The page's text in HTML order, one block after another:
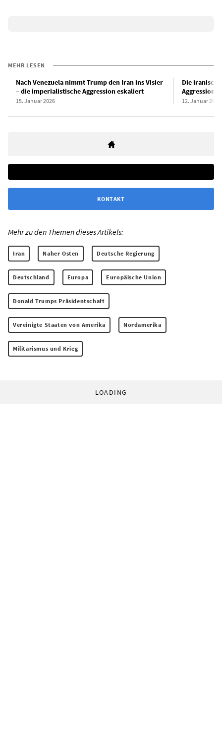
MEHR LESEN
Nach Venezuela nimmt Trump den Iran ins Visier
– die imperialistische Aggression eskaliert
15. Januar 2026
Die
Aggression
12. Januar 2026
KONTAKT
Mehr zu den Themen dieses Artikels:
Iran Naher Osten Deutsche Regierung
Deutschland Europa Europäische Union
Donald Trumps Präsidentschaft
Vereinigte Staaten von Amerika Nordamerika
Militarismus und Krieg
LOADING